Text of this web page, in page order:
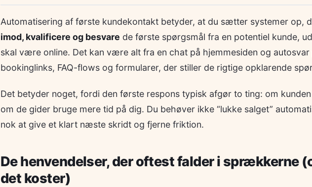
Automatisering af første kundekontakt betyder, at du sætter systemer op,
imod, kvalificere og besvare de første spørgsmål fra en potentiel kunde,
skal være online. Det kan være alt fra en chat på hjemmesiden og autosvar
bookinglinks, FAQ-flows og formularer, der stiller de rigtige opklarende
Det betyder noget, fordi den første respons typisk afgør to ting: om
om de gider bruge mere tid på dig. Du behøver ikke “lukke salget”
nok at give et klart næste skridt og fjerne friktion.
De henvendelser, der oftest falder i sprækkerne
det koster)